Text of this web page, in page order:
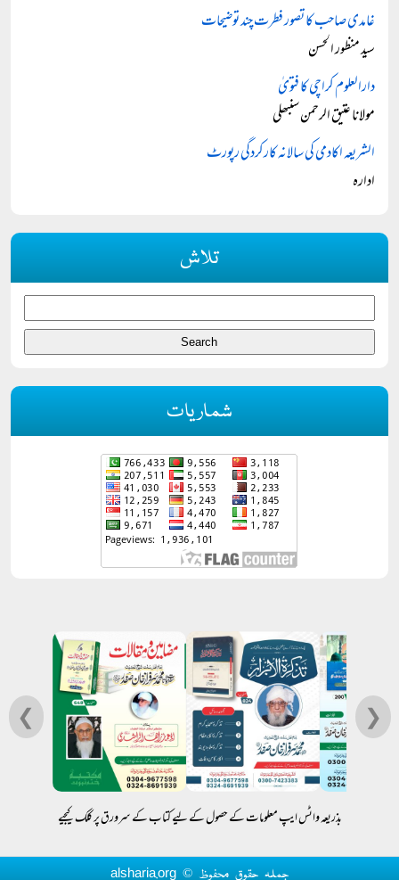
غامدی صاحب کا تصور فطرت چند توضیحات
سید منظور الحسن
دارالعلوم کراچی کا فتویٰ
مولانا عتیق الرحمن سنبھلی
الشریعہ اکادمی کی سالانہ کارکردگی رپورٹ
ادارہ
تلاش
شماریات
❮ ❯
بذریعہ واٹس ایپ معلومات کے حصول کے لیے کتاب کے سرورق پر کلک کیجیے
جملہ حقوق محفوظ © alsharia.org